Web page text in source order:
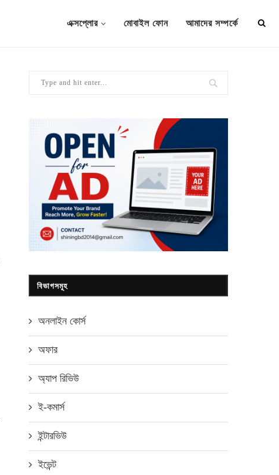
এক্সপ্লোর মোবাইল ফোন আমাদের সম্পর্কে
বিভাগসমূহ
অনলাইন কোর্স
অফার
অ্যাপ রিভিউ
ই-কমার্স
ইন্টারভিউ
ইভেন্ট